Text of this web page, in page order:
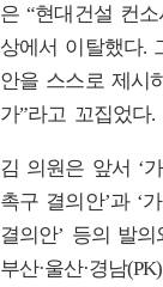
은 “현대건설 컨
상에서 이탈했다.
안을 스스로 제시
가”라고 꼬집었다.
김 의원은 앞서 ‘
촉구 결의안’과 ‘
결의안’ 등의 발
부산·울산·경남